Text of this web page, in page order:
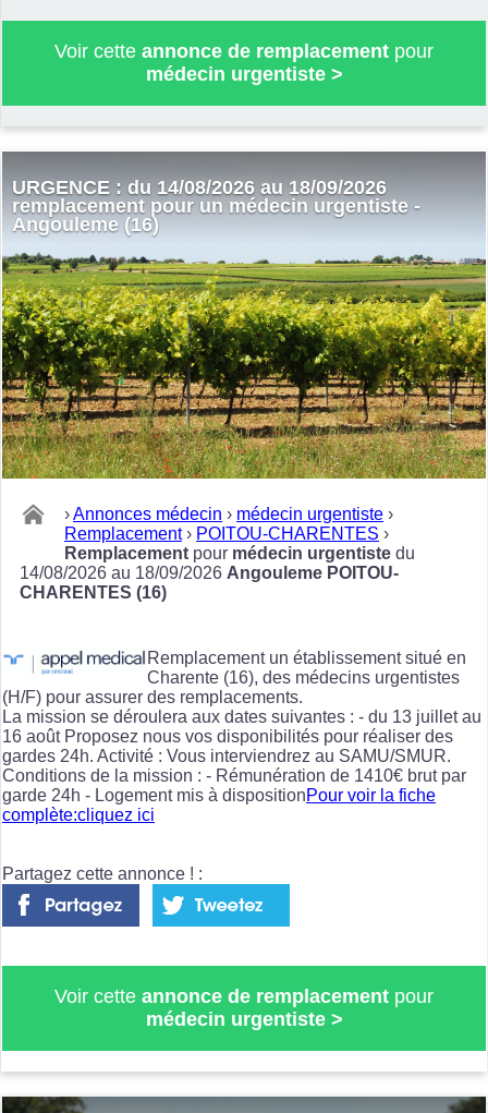
Voir cette annonce de remplacement pour
médecin urgentiste>
URGENCE : du 14/08/2026 au 18/09/2026
remplacement pour un médecin urgentiste -
Angouleme (16)
›Annonces médecin › médecin urgentiste ›
Remplacement › POITOU-CHARENTES ›
Remplacement pour médecin urgentiste du
14/08/2026 au 18/09/2026 Angouleme POITOU-
CHARENTES (16)
Remplacement un établissement situé en
Charente (16), des médecins urgentistes
(H/F) pour assurer des remplacements.
La mission se déroulera aux dates suivantes : - du 13 juillet au
16 août Proposez nous vos disponibilités pour réaliser des
gardes 24h. Activité : Vous interviendrez au SAMU/SMUR.
Conditions de la mission : - Rémunération de 1410€ brut par
garde 24h - Logement mis à dispositionPour voir la fiche
complète:cliquez ici
Partagez cette annonce ! :
Voir cette annonce de remplacement pour
médecin urgentiste>